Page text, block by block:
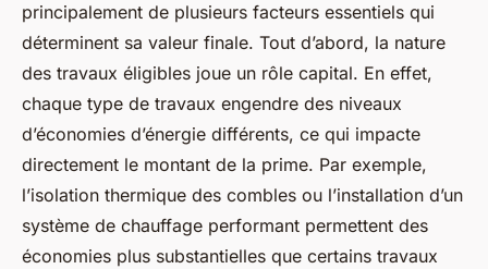
principalement de plusieurs facteurs essentiels qui
déterminent sa valeur finale. Tout d’abord, la nature
des travaux éligibles joue un rôle capital. En effet,
chaque type de travaux engendre des niveaux
d’économies d’énergie différents, ce qui impacte
directement le montant de la prime. Par exemple,
l’isolation thermique des combles ou l’installation d’un
système de chauffage performant permettent des
économies plus substantielles que certains travaux